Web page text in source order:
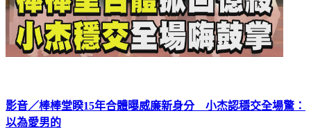
影音／棒棒堂睽15年合體曝威廉新身分 小杰認穩交全場驚：
以為愛男的